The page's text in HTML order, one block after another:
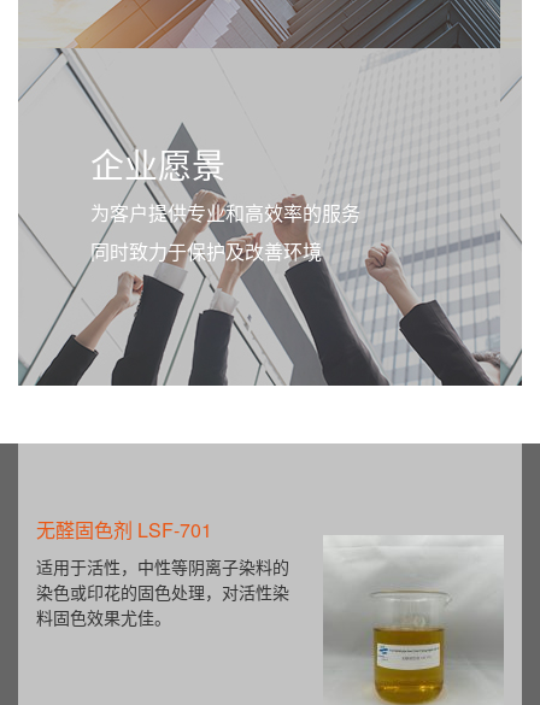
企业愿景
为客户提供专业和高效率的服务
同时致力于保护及改善环境
无醛固色剂 LSF-701
适用于活性，中性等阴离子染料的
染色或印花的固色处理，对活性染
料固色效果尤佳。